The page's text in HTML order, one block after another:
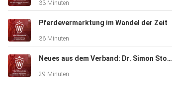
33 Minuten
Pferdevermarktung im Wandel der Zeit
36 Minuten
Neues aus dem Verband: Dr. Simon Stork - 100 Tage im Amt
29 Minuten